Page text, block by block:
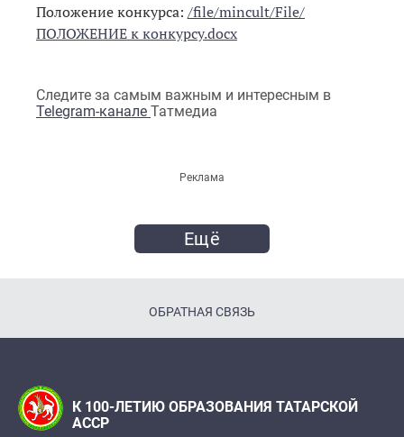
Положение конкурса: /file/mincult/File/
ПОЛОЖЕНИЕ к конкурсу.docx
Следите за самым важным и интересным в
Telegram-канале Татмедиа
Реклама
Ещё
ОБРАТНАЯ СВЯЗЬ
К 100-ЛЕТИЮ ОБРАЗОВАНИЯ ТАТАРСКОЙ
АССР